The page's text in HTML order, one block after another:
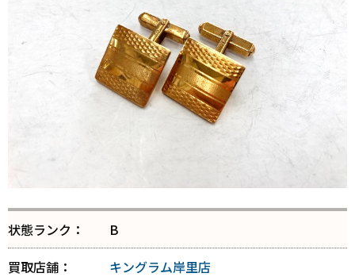
状態ランク：
B
買取店舗：
キングラム岸里店